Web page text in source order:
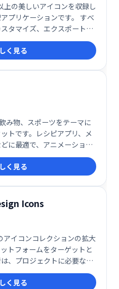
の美しいアイコンを収録し
プリケーションです。 すべ
タマイズ、エクスポートで
化します。 豊富な選択肢か
、プロジェクトをワンラン
く見る
み物、スポーツをテーマに
トです。レシピアプリ、メ
に最適で、アニメーション
ケジューリングアプリにも
ザインで、アプリやウェブ
使いやすくします。
く見る
Icons
イコンコレクションの拡大
トフォームをターゲットと
、プロジェクトに必要な形
をダウンロードできます。
く見る